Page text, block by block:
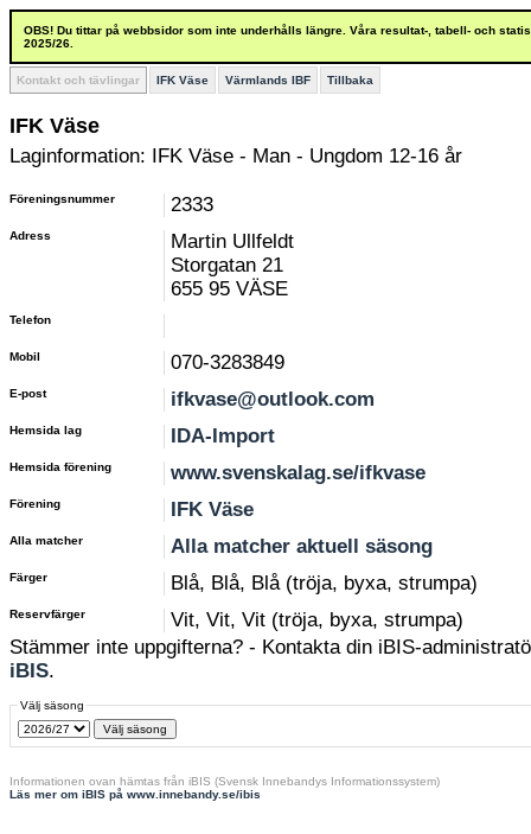
OBS! Du tittar på webbsidor som inte underhålls längre. Våra resultat-, tabell- och
2025/26.
Kontakt och tävlingar IFK Väse Värmlands IBF Tillbaka
IFK Väse
Laginformation: IFK Väse - Man - Ungdom 12-16 år
Föreningsnummer 2333
Adress
Martin Ullfeldt
Storgatan 21
655 95 VÄSE
Telefon
Mobil 070-3283849
E-post ifkvase@outlook.com
Hemsida lag IDA-Import
Hemsida förening www.svenskalag.se/ifkvase
Förening IFK Väse
Alla matcher Alla matcher aktuell säsong
Färger Blå, Blå, Blå (tröja, byxa, strumpa)
Reservfärger
Vit, Vit, Vit (tröja, byxa, strumpa)
Stämmer inte uppgifterna? - Kontakta din iBIS-
iBIS.
Välj säsong
Informationen ovan hämtas från iBIS (Svensk Innebandys Informationssystem)
Läs mer om iBIS på www.innebandy.se/ibis